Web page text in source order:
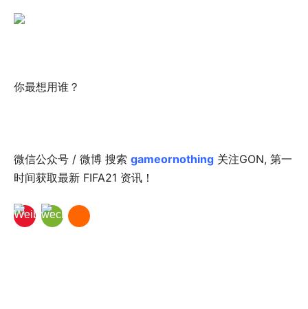
你最想用谁？
微信公众号 / 微博 搜索 gameornothing 关注GON, 第一
时间获取最新 FIFA21 资讯！